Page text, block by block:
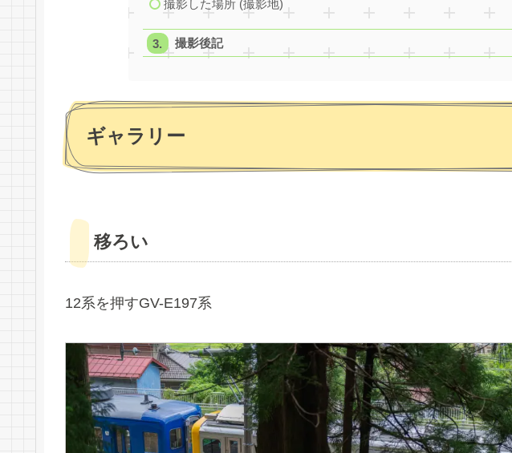
撮影した場所 (撮影地)
撮影後記
ギャラリー
移ろい
12系を押すGV-E197系